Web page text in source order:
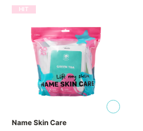
HIT
Name Skin Care